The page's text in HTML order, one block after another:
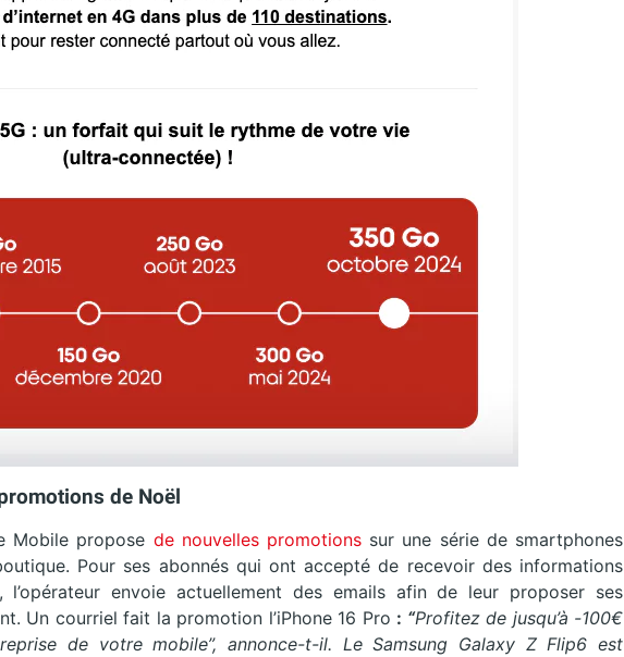
de Noël
Mobile propose de nouvelles promotionssur une série de smartphones
Pour ses abonnés qui ont accepté de recevoir des informations
envoie actuellement des emails afin de leur proposer ses
Un courriel fait la promotion l’iPhone 16 Pro : “Profitez de jusqu’à -100€
de votre mobile”, annonce-t-il. Le Samsung Galaxy Z Flip6 est